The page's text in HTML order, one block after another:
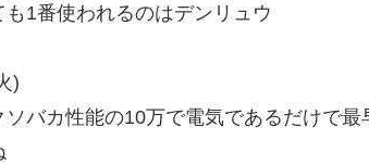
1番使われるのはデンリュウ
)
バカ性能の10万で電気であるだけで